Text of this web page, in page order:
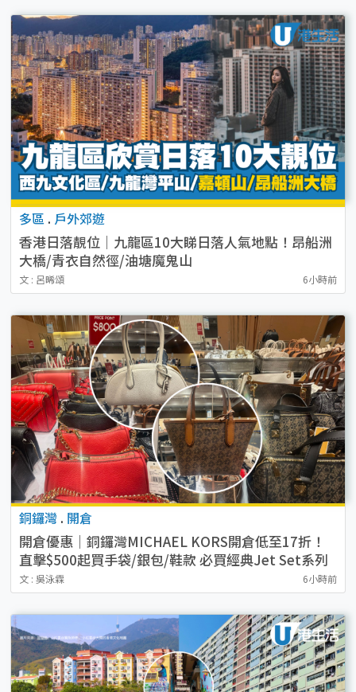
多區 . 戶外郊遊
香港日落靚位｜九龍區10大睇日落人氣地點！昂船洲
大橋/青衣自然徑/油塘魔鬼山
文 : 呂晞頌 6小時前
銅鑼灣 . 開倉
開倉優惠｜銅鑼灣MICHAEL KORS開倉低至17折！
直擊$500起買手袋/銀包/鞋款 必買經典Jet Set系列
文 : 吳泳霖 6小時前